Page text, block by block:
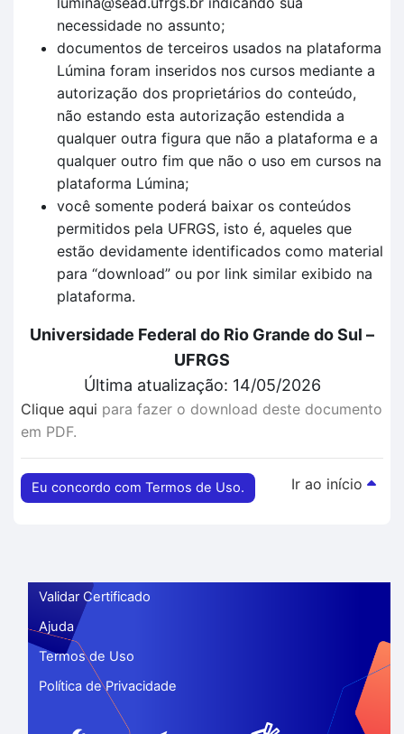
necessidade no assunto;
documentos de terceiros usados na plataforma
Lúmina foram inseridos nos cursos mediante a
autorização dos proprietários do conteúdo,
não estando esta autorização estendida a
qualquer outra figura que não a plataforma e a
qualquer outro fim que não o uso em cursos na
plataforma Lúmina;
você somente poderá baixar os conteúdos
permitidos pela UFRGS, isto é, aqueles que
estão devidamente identificados como material
para “download” ou por link similar exibido na
plataforma.
Universidade Federal do Rio Grande do Sul –
UFRGS
Última atualização: 14/05/2026
Clique aqui para fazer o download deste documento
em PDF.
Eu concordo com Termos de Uso. Ir ao início
Validar Certificado
Ajuda
Termos de Uso
Política de Privacidade